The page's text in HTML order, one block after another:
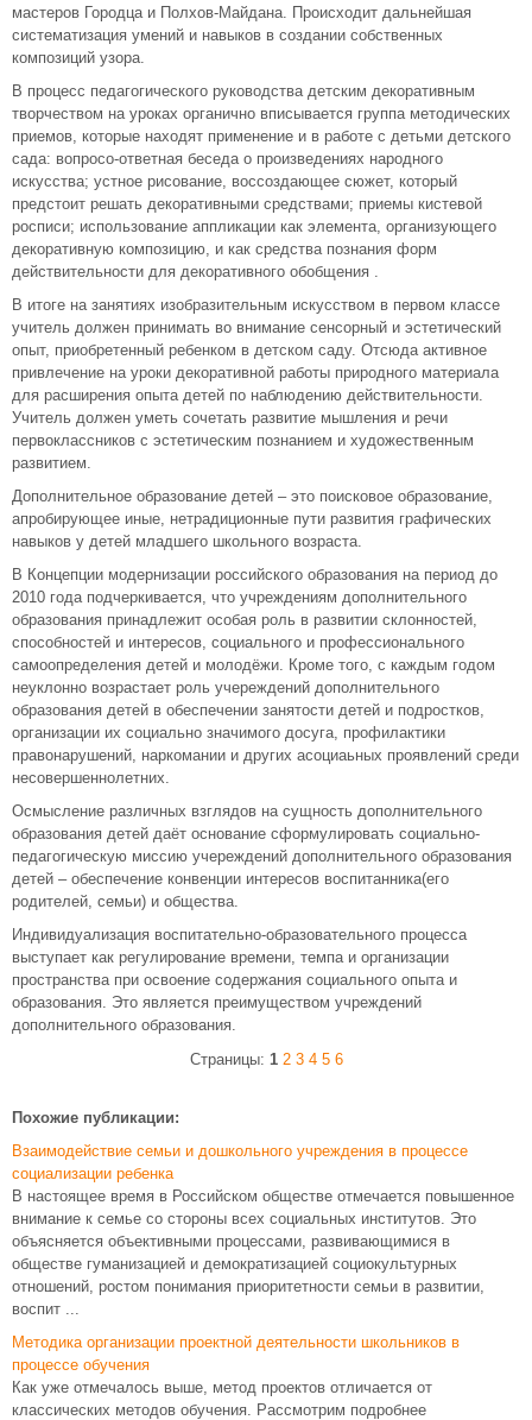
мастеров Городца и Полхов-Майдана. Происходит дальнейшая
систематизация умений и навыков в создании собственных
композиций узора.
В процесс педагогического руководства детским декоративным
творчеством на уроках органично вписывается группа методических
приемов, которые находят применение и в работе с детьми детского
сада: вопросо-ответная беседа о произведениях народного
искусства; устное рисование, воссоздающее сюжет, который
предстоит решать декоративными средствами; приемы кистевой
росписи; использование аппликации как элемента, организующего
декоративную композицию, и как средства познания форм
действительности для декоративного обобщения .
В итоге на занятиях изобразительным искусством в первом классе
учитель должен принимать во внимание сенсорный и эстетический
опыт, приобретенный ребенком в детском саду. Отсюда активное
привлечение на уроки декоративной работы природного материала
для расширения опыта детей по наблюдению действительности.
Учитель должен уметь сочетать развитие мышления и речи
первоклассников с эстетическим познанием и художественным
развитием.
Дополнительное образование детей – это поисковое образование,
апробирующее иные, нетрадиционные пути развития графических
навыков у детей младшего школьного возраста.
В Концепции модернизации российского образования на период до
2010 года подчеркивается, что учреждениям дополнительного
образования принадлежит особая роль в развитии склонностей,
способностей и интересов, социального и профессионального
самоопределения детей и молодёжи. Кроме того, с каждым годом
неуклонно возрастает роль учереждений дополнительного
образования детей в обеспечении занятости детей и подростков,
организации их социально значимого досуга, профилактики
правонарушений, наркомании и других асоциаьных проявлений среди
несовершеннолетних.
Осмысление различных взглядов на сущность дополнительного
образования детей даёт основание сформулировать социально-
педагогическую миссию учереждений дополнительного образования
детей – обеспечение конвенции интересов воспитанника(его
родителей, семьи) и общества.
Индивидуализация воспитательно-образовательного процесса
выступает как регулирование времени, темпа и организации
пространства при освоение содержания социального опыта и
образования. Это является преимуществом учреждений
дополнительного образования.
Страницы: 1 2 3 4 5 6
Похожие публикации:
Взаимодействие семьи и дошкольного учреждения в процессе
социализации ребенка
В настоящее время в Российском обществе отмечается повышенное
внимание к семье со стороны всех социальных институтов. Это
объясняется объективными процессами, развивающимися в
обществе гуманизацией и демократизацией социокультурных
отношений, ростом понимания приоритетности семьи в развитии,
воспит ...
Методика организации проектной деятельности школьников в
процессе обучения
Как уже отмечалось выше, метод проектов отличается от
классических методов обучения. Рассмотрим подробнее